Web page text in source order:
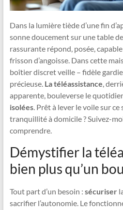
Dans la lumière tiède d’une fin
sonne doucement sur une table
rassurante répond, posée,
frisson d’angoisse. Dans cette
boîtier discret veille – fidèle
précieuse. La téléassistance,
apparente, bouleverse le
isolées. Prêt à lever le voile sur
tranquillité à domicile ? Suivez-
comprendre.
Démystifier la
bien plus qu’un
Tout part d’un besoin : sécuriser
sacrifier l’autonomie. Le